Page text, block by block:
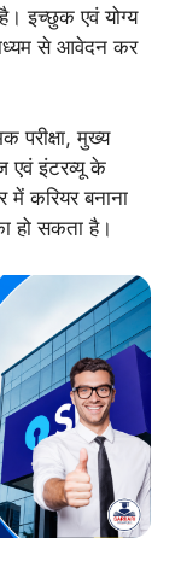
इच्छुक एवं योग्य
से आवेदन कर
परीक्षा, मुख्य
एवं इंटरव्यू के
में करियर बनाना
हो सकता है।